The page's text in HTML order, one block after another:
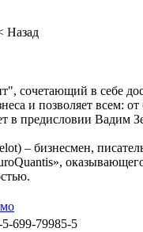
Назад
сочетающий в себе
и позволяет всем:
в предисловии Вадим
– бизнесмен,
699-79985-5